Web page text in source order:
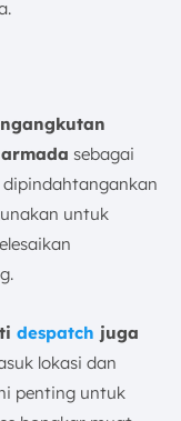
sebagai
untuk
despatch juga
lokasi dan
penting untuk